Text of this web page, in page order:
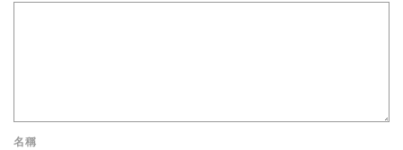
名稱